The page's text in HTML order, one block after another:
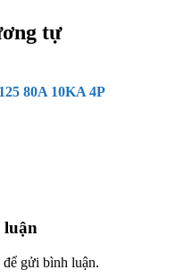
tự
80A 10KA 4P
luận
để gửi bình luận.